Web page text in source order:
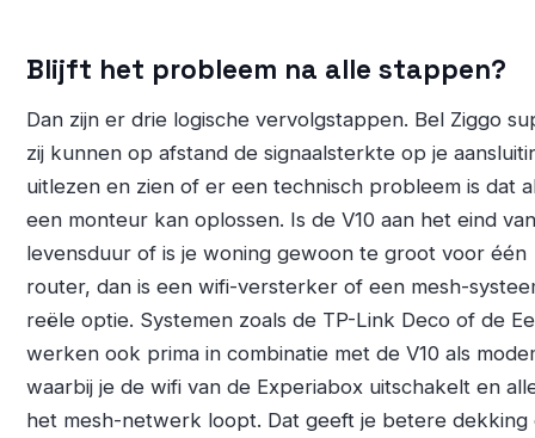
Blijft het probleem na alle stappen?
Dan zijn er drie logische vervolgstappen. Bel Ziggo
zij kunnen op afstand de signaalsterkte op je
uitlezen en zien of er een technisch probleem is dat
een monteur kan oplossen. Is de V10 aan het eind
levensduur of is je woning gewoon te groot voor één
router, dan is een wifi-versterker of een mesh-
reële optie. Systemen zoals de TP-Link Deco of de
werken ook prima in combinatie met de V10 als
waarbij je de wifi van de Experiabox uitschakelt en
het mesh-netwerk loopt. Dat geeft je betere dekking